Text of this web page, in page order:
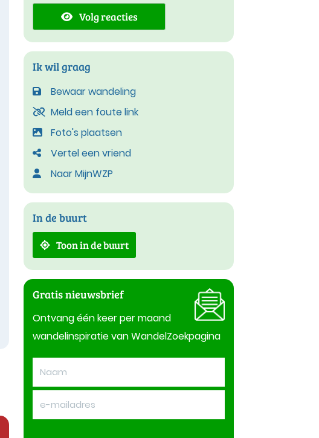
Volg reacties
Ik wil graag
Bewaar wandeling
Meld een foute link
Foto's plaatsen
Vertel een vriend
Naar MijnWZP
In de buurt
Toon in de buurt
Gratis nieuwsbrief
Ontvang één keer per maand
wandelinspiratie van WandelZoekpagina